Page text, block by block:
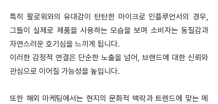
특히 팔로워와의 유대감이 탄탄한 마이크로 인플루언서의 경우,
그들이 실제로 제품을 사용하는 모습을 보며 소비자는 동질감과
자연스러운 호기심을 느끼게 됩니다.
이러한 감정적 연결은 단순한 노출을 넘어, 브랜드에 대한 신뢰와
관심으로 이어질 가능성을 높입니다.
또한 해외 마케팅에서는 현지의 문화적 맥락과 트렌드에 맞는 메